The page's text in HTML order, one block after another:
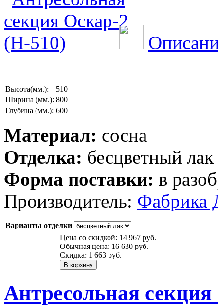
Высота(мм.):
510
Ширина (мм.): 800
Глубина (мм.): 600
Материал: сосна
Отделка: бесцветный лак
Форма поставки: в
Производитель: Фабрика
Варианты отделки
Цена со скидкой: 14 967 руб.
Обычная цена: 16 630 руб.
Скидка: 1 663 руб.
Антресольная